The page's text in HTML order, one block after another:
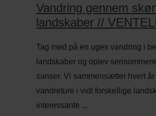
Vandring gennem
landskaber //
Tag med på en uges vandring i
landskaber og oplev
sanser. Vi sammensætter hvert år
vandreture i vidt forskellige
interessante ...